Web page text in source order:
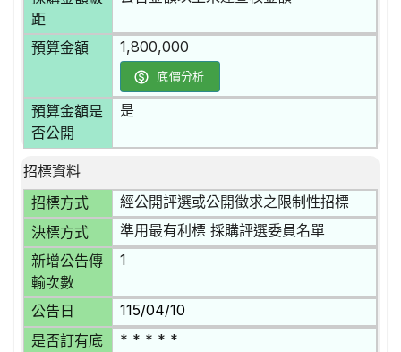
距
預算金額 1,800,000
底價分析
預算金額是
否公開
是
招標資料
招標方式
經公開評選或公開徵求之限制性招標
決標方式 準用最有利標 採購評選委員名單
新增公告傳
輸次數
1
公告日 115/04/10
是否訂有底
* * * * *